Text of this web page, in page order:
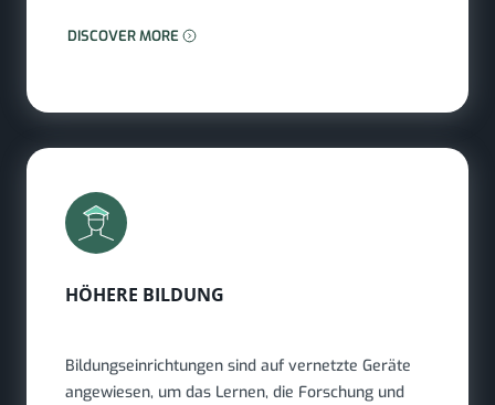
DISCOVER MORE MEHR ERFAHREN: FERTIGUNG
HÖHERE BILDUNG
Bildungseinrichtungen sind auf vernetzte Geräte
angewiesen, um das Lernen, die Forschung und